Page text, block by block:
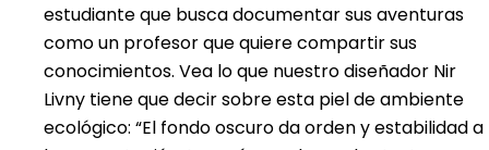
estudiante que busca documentar sus aventuras
como un profesor que quiere compartir sus
conocimientos. Vea lo que nuestro diseñador Nir
Livny tiene que decir sobre esta piel de ambiente
ecológico: “El fondo oscuro da orden y estabilidad a